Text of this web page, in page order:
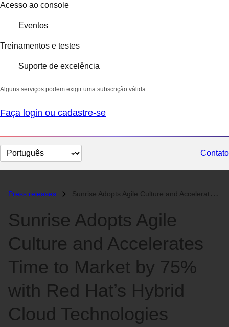
Acesso ao console
Eventos
Treinamentos e testes
Suporte de excelência
Alguns serviços podem exigir uma subscrição válida.
Faça login ou cadastre-se
Selecionar
idioma
Contato
Press releases Sunrise Adopts Agile Culture and Accelerates Time to Market by 75% wit...
Sunrise Adopts Agile
Culture and Accelerates
Time to Market by 75%
with Red Hat’s Hybrid
Cloud Technologies